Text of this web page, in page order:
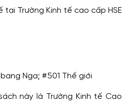
tại Trường Kinh tế cao cấp HSE
Nga; #501 Thế giới
này là Trường Kinh tế Cao